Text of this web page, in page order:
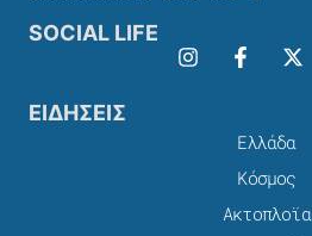
SOCIAL LIFE
ΕΙΔΗΣΕΙΣ
Ελλάδα
Κόσμος
Ακτοπλοϊα